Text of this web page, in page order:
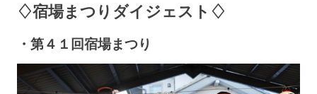
♢宿場まつりダイジェスト♢
・第４１回宿場まつり